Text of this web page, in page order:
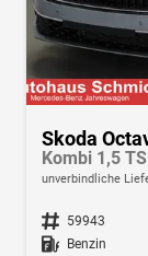
Skoda
Kombi 1,5
unverbindliche
Fahrzeugnr. 59943
Kraftstoff Benzin